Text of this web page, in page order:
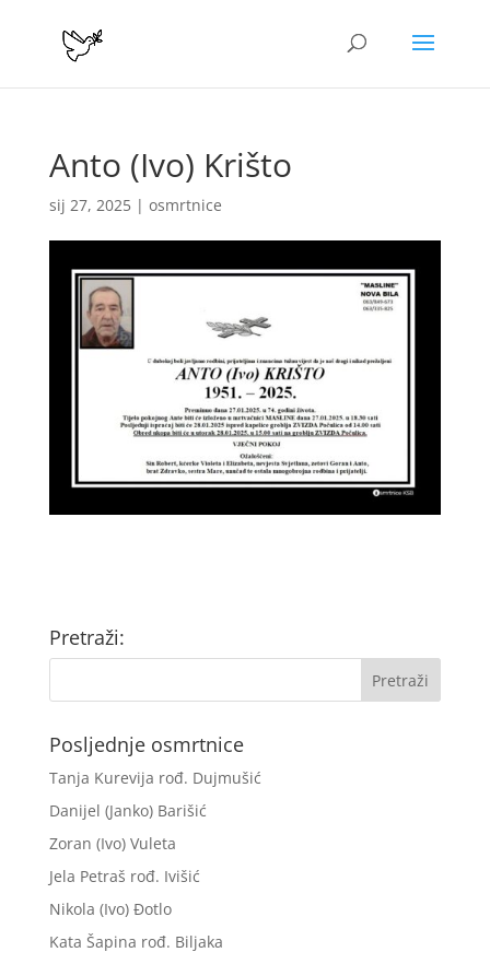
Anto (Ivo) Krišto
sij 27, 2025| osmrtnice
Pretraži:
Posljednje osmrtnice
Tanja Kurevija rođ. Dujmušić
Danijel (Janko) Barišić
Zoran (Ivo) Vuleta
Jela Petraš rođ. Ivišić
Nikola (Ivo) Đotlo
Kata Šapina rođ. Biljaka